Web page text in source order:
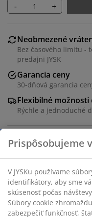
- +
Neobmezené
Bez časového limitu -
predajni JYSK
Garancia ceny
30-dňová garancia
Flexibilné možnosti
Rýchle a jednoduché
Poťah. Poduška z
x V42 x H80 cm
SKU: 3690424
Návod na montáž
Prispôsobujeme
V JYSKu používame
identifikátory, aby sme
skúsenosť počas
Súbory cookie
zabezpečiť funkčnosť,